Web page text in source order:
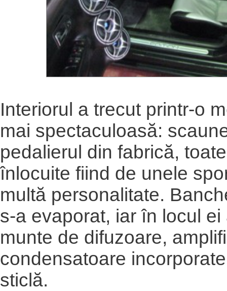
Interiorul a trecut printr-o
mai spectaculoasă:
pedalierul din fabrică,
înlocuite fiind de unele
multă personalitate.
s-a evaporat, iar în locul ei
munte de difuzoare,
condensatoare
sticlă.